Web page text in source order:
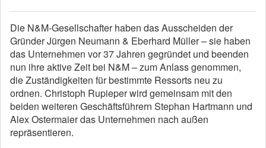
Die N&M-Gesellschafter haben das Ausscheiden der
Gründer Jürgen Neumann & Eberhard Müller – sie haben
das Unternehmen vor 37 Jahren gegründet und beenden
nun ihre aktive Zeit bei N&M – zum Anlass genommen,
die Zuständigkeiten für bestimmte Ressorts neu zu
ordnen. Christoph Rupieper wird gemeinsam mit den
beiden weiteren Geschäftsführern Stephan Hartmann und
Alex Ostermaier das Unternehmen nach außen
repräsentieren.